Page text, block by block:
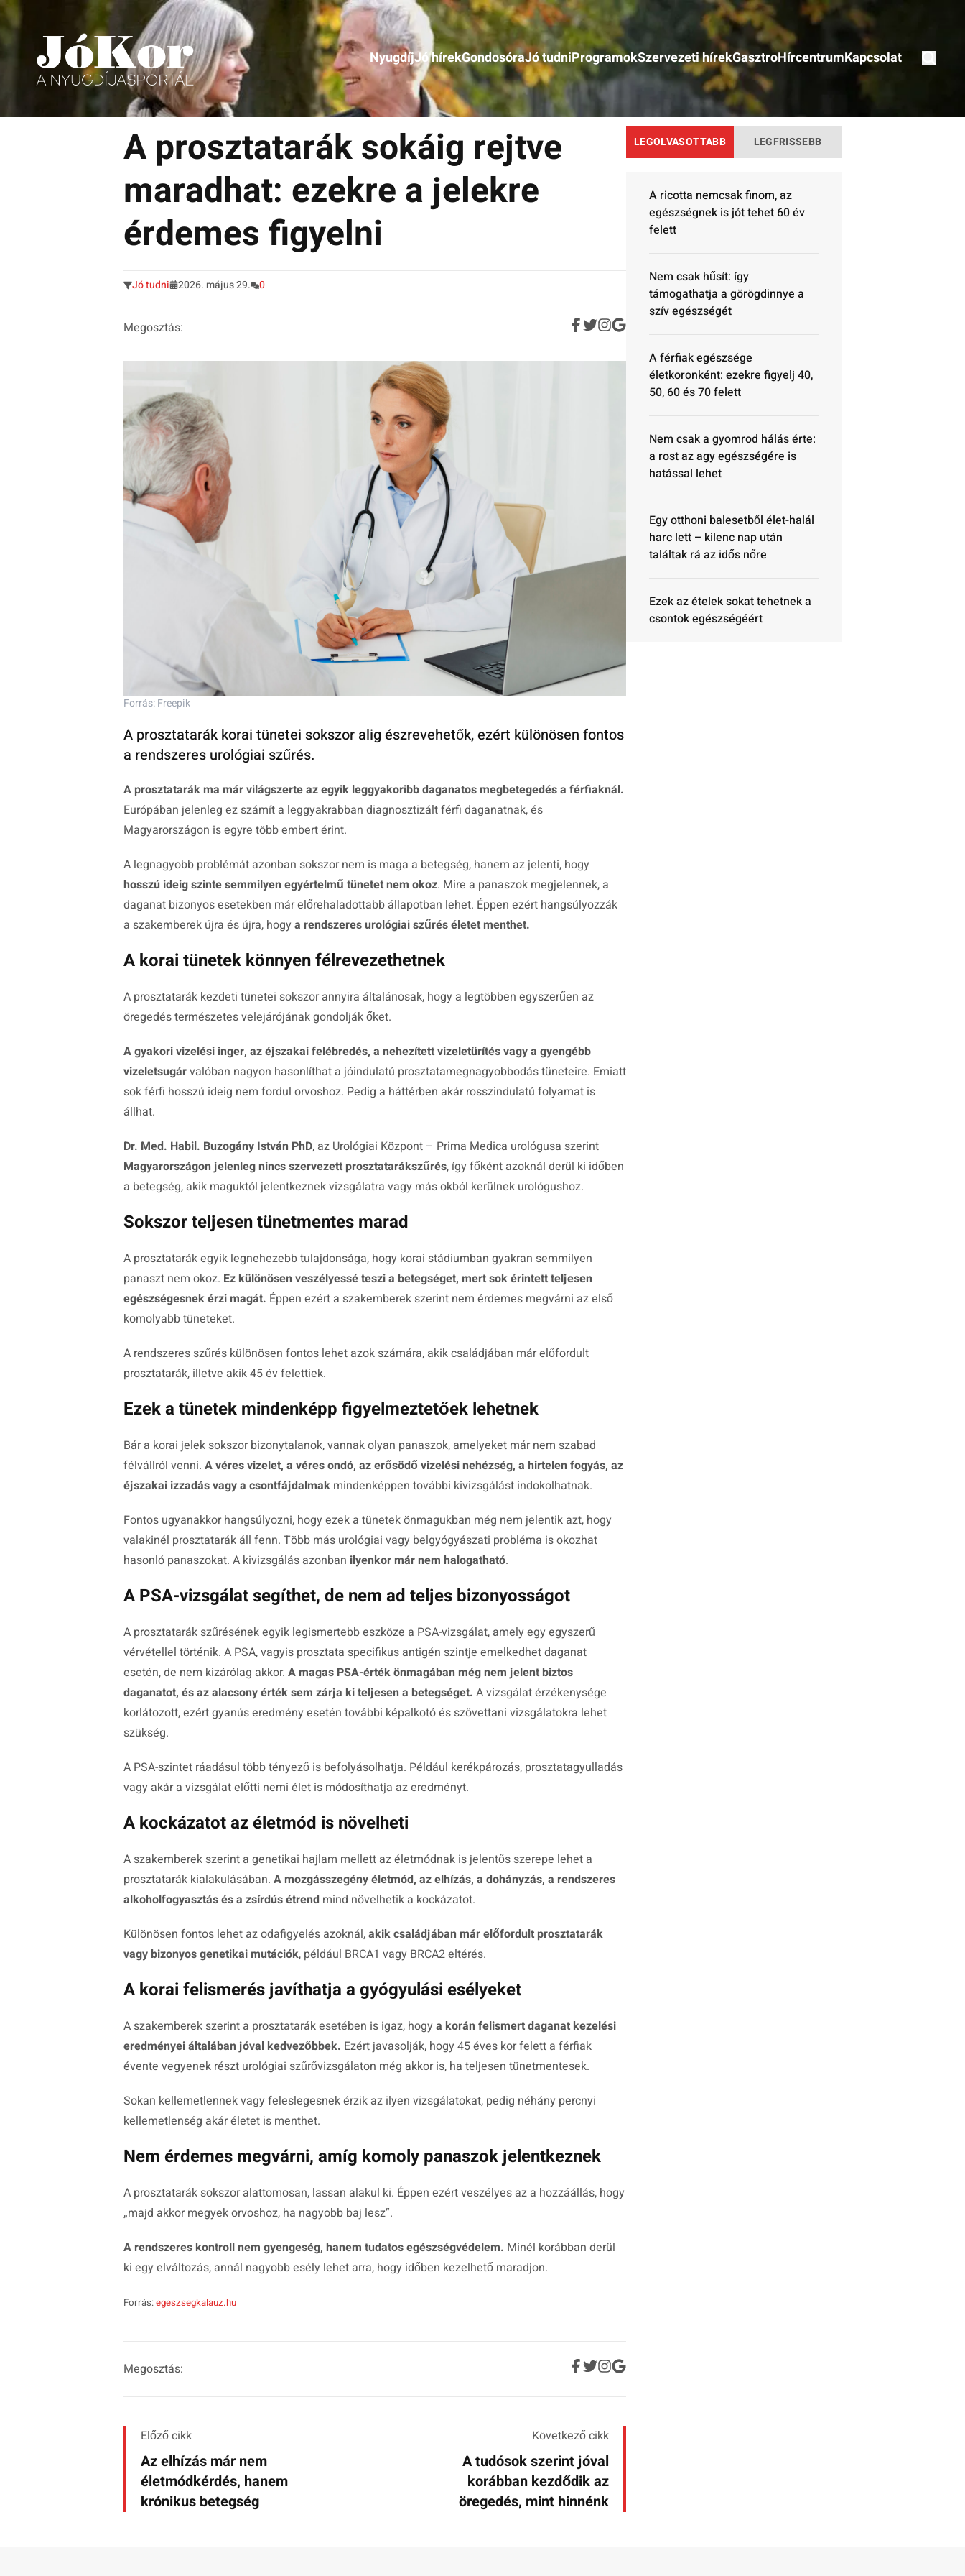
a
Tudnivalók, érdekességek idősek számára.
NyugdíjJó hírekGondosóraJó tudniProgramokSzervezeti hírekGasztroHírcentrumKapcsolat
A prosztatarák sokáig rejtve
maradhat: ezekre a jelekre
érdemes figyelni
Jó tudni 2026. május 29. 0
Megosztás:
Forrás: Freepik
A prosztatarák korai tünetei sokszor alig észrevehetők, ezért különösen fontos
a rendszeres urológiai szűrés.
A prosztatarák ma már világszerte az egyik leggyakoribb daganatos megbetegedés a férfiaknál.
Európában jelenleg ez számít a leggyakrabban diagnosztizált férfi daganatnak, és
Magyarországon is egyre több embert érint.
A legnagyobb problémát azonban sokszor nem is maga a betegség, hanem az jelenti, hogy
hosszú ideig szinte semmilyen egyértelmű tünetet nem okoz. Mire a panaszok megjelennek, a
daganat bizonyos esetekben már előrehaladottabb állapotban lehet. Éppen ezért hangsúlyozzák
a szakemberek újra és újra, hogy a rendszeres urológiai szűrés életet menthet.
A korai tünetek könnyen félrevezethetnek
A prosztatarák kezdeti tünetei sokszor annyira általánosak, hogy a legtöbben egyszerűen az
öregedés természetes velejárójának gondolják őket.
A gyakori vizelési inger, az éjszakai felébredés, a nehezített vizeletürítés vagy a gyengébb
vizeletsugárvalóban nagyon hasonlíthat a jóindulatú prosztatamegnagyobbodás tüneteire. Emiatt
sok férfi hosszú ideig nem fordul orvoshoz. Pedig a háttérben akár rosszindulatú folyamat is
állhat.
Dr. Med. Habil. Buzogány István PhD, az Urológiai Központ – Prima Medica urológusa szerint
Magyarországon jelenleg nincs szervezett prosztatarákszűrés, így főként azoknál derül ki időben
a betegség, akik maguktól jelentkeznek vizsgálatra vagy más okból kerülnek urológushoz.
Sokszor teljesen tünetmentes marad
A prosztatarák egyik legnehezebb tulajdonsága, hogy korai stádiumban gyakran semmilyen
panaszt nem okoz. Ez különösen veszélyessé teszi a betegséget, mert sok érintett teljesen
egészségesnek érzi magát. Éppen ezért a szakemberek szerint nem érdemes megvárni az első
komolyabb tüneteket.
A rendszeres szűrés különösen fontos lehet azok számára, akik családjában már előfordult
prosztatarák, illetve akik 45 év felettiek.
Ezek a tünetek mindenképp figyelmeztetőek lehetnek
Bár a korai jelek sokszor bizonytalanok, vannak olyan panaszok, amelyeket már nem szabad
félvállról venni. A véres vizelet, a véres ondó, az erősödő vizelési nehézség, a hirtelen fogyás, az
éjszakai izzadás vagy a csontfájdalmak mindenképpen további kivizsgálást indokolhatnak.
Fontos ugyanakkor hangsúlyozni, hogy ezek a tünetek önmagukban még nem jelentik azt, hogy
valakinél prosztatarák áll fenn. Több más urológiai vagy belgyógyászati probléma is okozhat
hasonló panaszokat. A kivizsgálás azonban ilyenkor már nem halogatható.
A PSA-vizsgálat segíthet, de nem ad teljes bizonyosságot
A prosztatarák szűrésének egyik legismertebb eszköze a PSA-vizsgálat, amely egy egyszerű
vérvétellel történik. A PSA, vagyis prosztata specifikus antigén szintje emelkedhet daganat
esetén, de nem kizárólag akkor. A magas PSA-érték önmagában még nem jelent biztos
daganatot, és az alacsony érték sem zárja ki teljesen a betegséget. A vizsgálat érzékenysége
korlátozott, ezért gyanús eredmény esetén további képalkotó és szövettani vizsgálatokra lehet
szükség.
A PSA-szintet ráadásul több tényező is befolyásolhatja. Például kerékpározás, prosztatagyulladás
vagy akár a vizsgálat előtti nemi élet is módosíthatja az eredményt.
A kockázatot az életmód is növelheti
A szakemberek szerint a genetikai hajlam mellett az életmódnak is jelentős szerepe lehet a
prosztatarák kialakulásában. A mozgásszegény életmód, az elhízás, a dohányzás, a rendszeres
alkoholfogyasztás és a zsírdús étrend mind növelhetik a kockázatot.
Különösen fontos lehet az odafigyelés azoknál,akik családjában már előfordult prosztatarák
vagy bizonyos genetikai mutációk, például BRCA1 vagy BRCA2 eltérés.
A korai felismerés javíthatja a gyógyulási esélyeket
A szakemberek szerint a prosztatarák esetében is igaz, hogy a korán felismert daganat kezelési
eredményei általában jóval kedvezőbbek. Ezért javasolják, hogy 45 éves kor felett a férfiak
évente vegyenek részt urológiai szűrővizsgálaton még akkor is, ha teljesen tünetmentesek.
Sokan kellemetlennek vagy feleslegesnek érzik az ilyen vizsgálatokat, pedig néhány percnyi
kellemetlenség akár életet is menthet.
Nem érdemes megvárni, amíg komoly panaszok jelentkeznek
A prosztatarák sokszor alattomosan, lassan alakul ki. Éppen ezért veszélyes az a hozzáállás, hogy
„majd akkor megyek orvoshoz, ha nagyobb baj lesz”.
A rendszeres kontroll nem gyengeség, hanem tudatos egészségvédelem. Minél korábban derül
ki egy elváltozás, annál nagyobb esély lehet arra, hogy időben kezelhető maradjon.
Forrás:egeszsegkalauz.hu
Megosztás:
Előző cikk
Az elhízás már nem
életmódkérdés, hanem
krónikus betegség
Következő cikk
A tudósok szerint jóval
korábban kezdődik az
öregedés, mint hinnénk
LEGOLVASOTTABB LEGFRISSEBB
A ricotta nemcsak finom, az
egészségnek is jót tehet 60 év
felett
Nem csak hűsít: így
támogathatja a görögdinnye a
szív egészségét
A férfiak egészsége
életkoronként: ezekre figyelj 40,
50, 60 és 70 felett
Nem csak a gyomrod hálás érte:
a rost az agy egészségére is
hatással lehet
Egy otthoni balesetből élet-halál
harc lett – kilenc nap után
találtak rá az idős nőre
Ezek az ételek sokat tehetnek a
csontok egészségéért